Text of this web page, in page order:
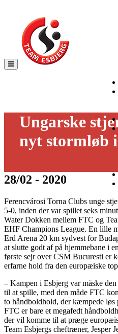
Toggle
navigation
Ungarske
nyt stormløb
28/02 - 2020
Ferencvárosi Torna Clubs unge
5-0, inden der var spillet seks
Water Dokken mellem FTC og
EHF Champions League. En lille
Erd Arena 20 km sydvest for
at slutte godt af på hjemmebane i
første sejr over CSM Bucuresti er
erfarne hold fra den europæiske
– Kampen i Esbjerg var måske
til at spille, med den måde FTC
to håndboldhold, der kæmpede
FTC er bare et megafedt
der vil komme til at præge
Team Esbjergs cheftræner, Jesper